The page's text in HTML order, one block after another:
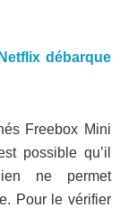
débarque
Freebox Mini
possible qu’il
ne permet
Pour le vérifier